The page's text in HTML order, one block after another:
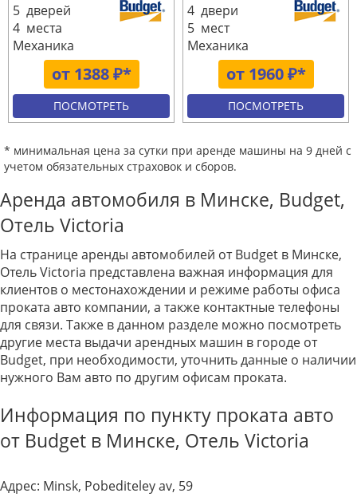
от 1388 ₽*
5 дверей
4 места
Механика
ПОСМОТРЕТЬ
от 1960 ₽*
4 двери
5 мест
Механика
ПОСМОТРЕТЬ
* минимальная цена за сутки при аренде машины на 9 дней с
учетом обязательных страховок и сборов.
Аренда автомобиля в Минске, Budget,
Отель Victoria
На странице аренды автомобилей от Budget в Минске,
Отель Victoria представлена важная информация для
клиентов о местонахождении и режиме работы офиса
проката авто компании, а также контактные телефоны
для связи. Также в данном разделе можно посмотреть
другие места выдачи арендных машин в городе от
Budget, при необходимости, уточнить данные о наличии
нужного Вам авто по другим офисам проката.
Информация по пункту проката авто
от Budget в Минске, Отель Victoria
Адрес: Minsk, Pobediteley av, 59